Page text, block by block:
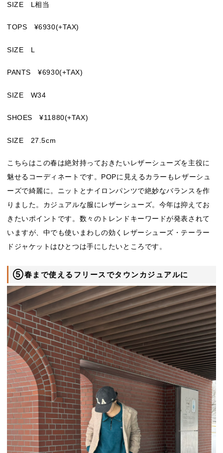
SIZE L相当
TOPS ¥6930(+TAX)
SIZE L
PANTS ¥6930(+TAX)
SIZE W34
SHOES ¥11880(+TAX)
SIZE 27.5cm
こちらはこの春は絶対持っておきたいレザーシューズを主役に
魅せるコーディネートです。POPに見えるカラーもレザーシュ
ーズで綺麗に。ニットとナイロンパンツで絶妙なバランスを作
りました。カジュアルな服にレザーシューズ。今年は抑えてお
きたいポイントです。数々のトレンドキーワードが発表されて
いますが、中でも使いまわしの効くレザーシューズ・テーラー
ドジャケットはひとつは手にしたいところです。
⑤春まで使えるフリースでタウンカジュアルに